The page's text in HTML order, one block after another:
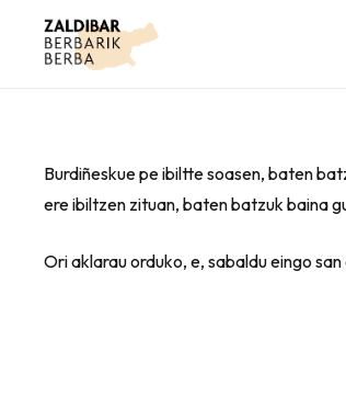
Burdiñeskue pe ibiltte soasen, baten
ere ibiltzen zituan, baten batzuk baina
Ori aklarau orduko, e, sabaldu eingo